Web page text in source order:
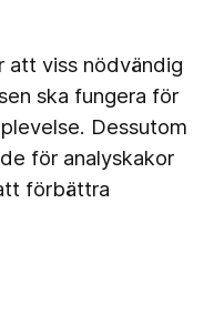
att viss nödvändig
ska fungera för
Dessutom
för analyskakor
förbättra